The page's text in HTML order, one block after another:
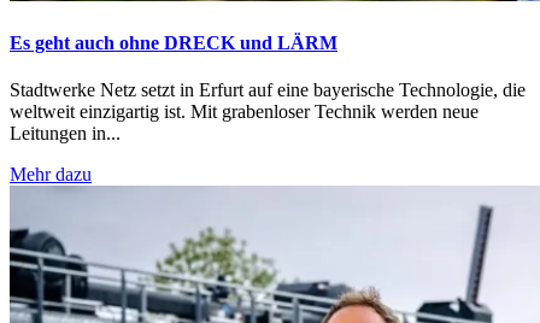
Es geht auch ohne DRECK und LÄRM
Stadtwerke Netz setzt in Erfurt auf eine bayerische Technologie, die
weltweit einzigartig ist. Mit grabenloser Technik werden neue
Leitungen in...
Mehr dazu